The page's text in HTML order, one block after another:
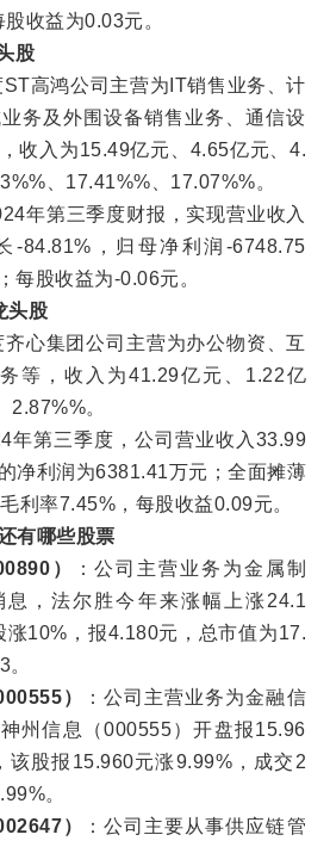
收益为0.03元。
股
高鸿公司主营为IT销售业务、计
务及外围设备销售业务、通信设
收入为15.49亿元、4.65亿元、4.
、17.41%%、17.07%%。
第三季度财报，实现营业收入
-84.81%，归母净利润-6748.75
每股收益为-0.06元。
头股
集团公司主营为办公物资、互
等，收入为41.29亿元、1.22亿
2.87%%。
第三季度，公司营业收入33.99
净利润为6381.41万元；全面摊薄
利率7.45%，每股收益0.09元。
有哪些股票
）
：公司主营业务为金属制
，法尔胜今年来涨幅上涨24.1
涨10%，报4.180元，总市值为17.
）
：公司主营业务为金融信
州信息（000555）开盘报15.96
该股报15.960元涨9.99%，成交2
。
）
：公司主要从事供应链管